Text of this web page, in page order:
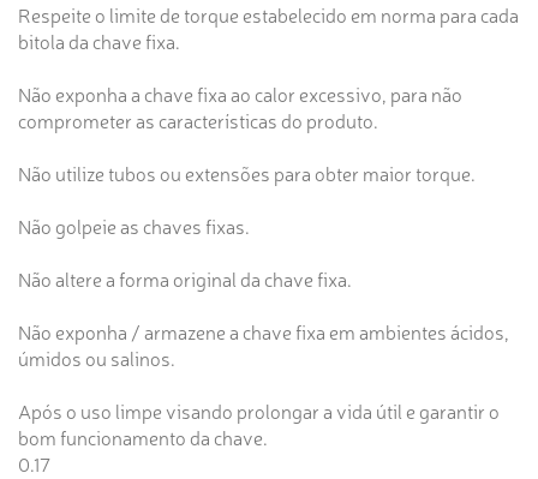
Respeite o limite de torque estabelecido em norma para cada
bitola da chave fixa.
Não exponha a chave fixa ao calor excessivo, para não
comprometer as características do produto.
Não utilize tubos ou extensões para obter maior torque.
Não golpeie as chaves fixas.
Não altere a forma original da chave fixa.
Não exponha / armazene a chave fixa em ambientes ácidos,
úmidos ou salinos.
Após o uso limpe visando prolongar a vida útil e garantir o
bom funcionamento da chave.
0.17